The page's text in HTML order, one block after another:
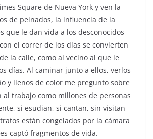
Square de Nueva York y ven la
de peinados, la influencia de la
que le dan vida a los desconocidos
el correr de los días se convierten
la calle, como al vecino al que le
días. Al caminar junto a ellos, verlos
y llenos de color me pregunto sobre
al trabajo como millones de personas
si esudian, si cantan, sin visitan
están congelados por la cámara
captó fragmentos de vida.